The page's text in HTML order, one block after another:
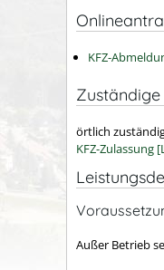
KFZ-
Zuständige
örtlich
KFZ-Zulassung
Außer Betrieb